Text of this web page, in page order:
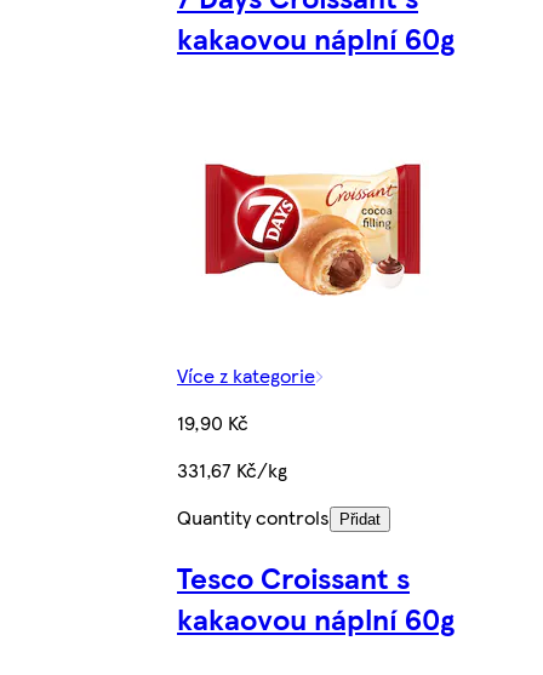
kakaovou náplní 60g
Více z kategorie
19,90 Kč
331,67 Kč/kg
Quantity controls
Přidat
Tesco Croissant s
kakaovou náplní 60g